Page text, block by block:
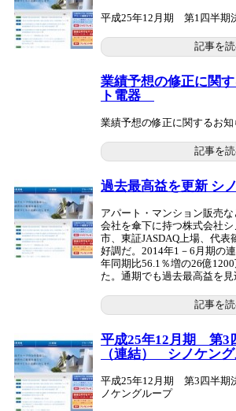
平成25年12月期 第1四半期
記事を
業績予想の修正に関
ト電器
業績予想の修正に関するお
記事を
過去最高益を更新 シ
アパート・マンション販売
会社を傘下に持つ株式会社
市、東証JASDAQ上場、代表
好調だ。2014年1－6月期の
年同期比56.1％増の26億
た。通期でも過去最高益を見
記事を
平成25年12月期 第3
（連結） シノケン
平成25年12月期 第3四半期
ノケングループ